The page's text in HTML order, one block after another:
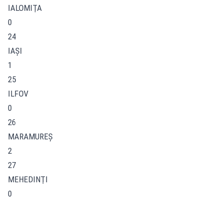
IALOMIŢA
0
24
IAŞI
1
25
ILFOV
0
26
MARAMUREŞ
2
27
MEHEDINŢI
0